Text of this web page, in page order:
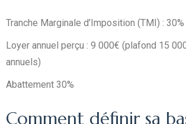
Tranche Marginale d’Imposition (TMI) : 30%
Loyer annuel perçu : 9 000€ (plafond 15
annuels)
Abattement 30%
Comment définir sa